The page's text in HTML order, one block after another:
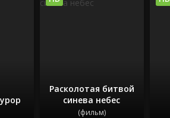
Расколотая битвой
синева небес
(фильм)